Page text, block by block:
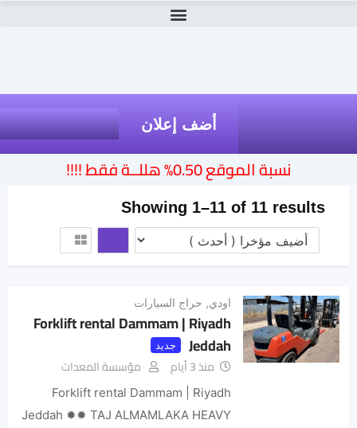
أضف إعلان
نسبة الموقع 0.50% هللــة فقط !!!!
Showing 1–11 of 11 results
اودي, حراج السيارات
Forklift rental Dammam | Riyadh
Jeddah
جديد
منذ 3 أيام مؤسسة المعدات
Forklift rental Dammam | Riyadh
Jeddah ✹✹ TAJ ALMAMLAKA HEAVY